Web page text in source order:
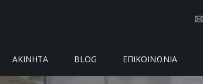
ΑΚΙΝΗΤΑ BLOG ΕΠΙΚΟΙΝΩΝΙΑ